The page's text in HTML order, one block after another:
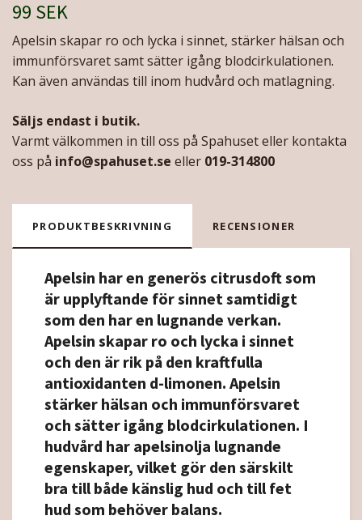
99 SEK
Apelsin skapar ro och lycka i sinnet, stärker hälsan och
immunförsvaret samt sätter igång blodcirkulationen.
Kan även användas till inom hudvård och matlagning.
Säljs endast i butik.
Varmt välkommen in till oss på Spahuset eller kontakta
oss på info@spahuset.se eller 019-314800
PRODUKTBESKRIVNING RECENSIONER
Apelsin har en generös citrusdoft som
är upplyftande för sinnet samtidigt
som den har en lugnande verkan.
Apelsin skapar ro och lycka i sinnet
och den är rik på den kraftfulla
antioxidanten d-limonen. Apelsin
stärker hälsan och immunförsvaret
och sätter igång blodcirkulationen. I
hudvård har apelsinolja lugnande
egenskaper, vilket gör den särskilt
bra till både känslig hud och till fet
hud som behöver balans.